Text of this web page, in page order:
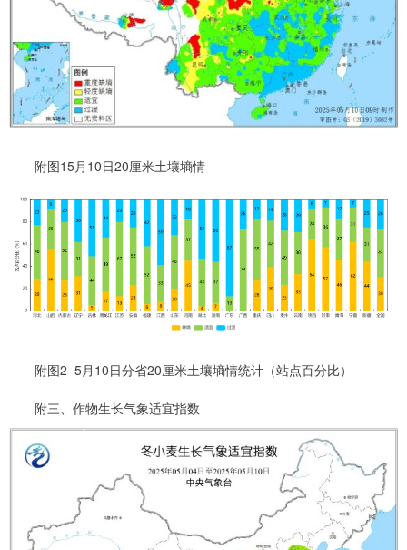
附图15月10日20厘米土壤墒情
附图2 5月10日分省20厘米土壤墒情统计（站点百分比）
附三、作物生长气象适宜指数